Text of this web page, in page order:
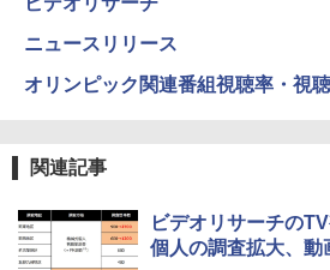
ニュースリリース
オリンピック関連番組視聴率・視
関連記事
ビデオリサーチの
個人の調査拡大、動